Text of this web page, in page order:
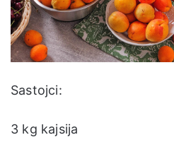
Sastojci:
3 kg kajsija